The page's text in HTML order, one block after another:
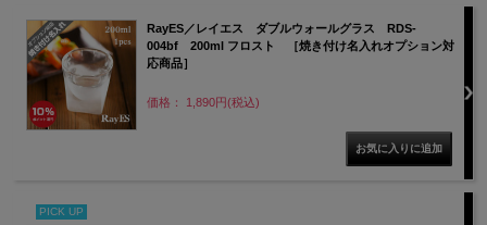
RayES／レイエス ダブルウォールグラス RDS-
004bf 200ml フロスト ［焼き付け名入れオプション対
応商品］
価格： 1,890円(税込)
PICK UP